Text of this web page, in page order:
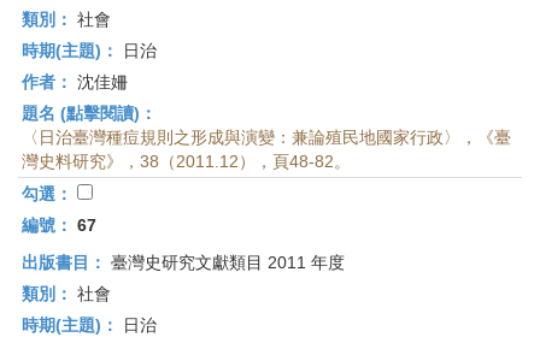
類別： 社會
時期(主題)：
日治
作者： 沈佳姍
題名 (點擊閱讀)：
〈日治臺灣種痘規則之形成與演變：兼論殖民地國家行政〉，《臺
灣史料研究》，38（2011.12），頁48-82。
勾選：
編號： 67
出版書目： 臺灣史研究文獻類目 2011 年度
類別： 社會
時期(主題)：
日治